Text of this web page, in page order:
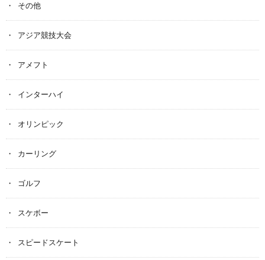
その他
アジア競技大会
アメフト
インターハイ
オリンピック
カーリング
ゴルフ
スケボー
スピードスケート